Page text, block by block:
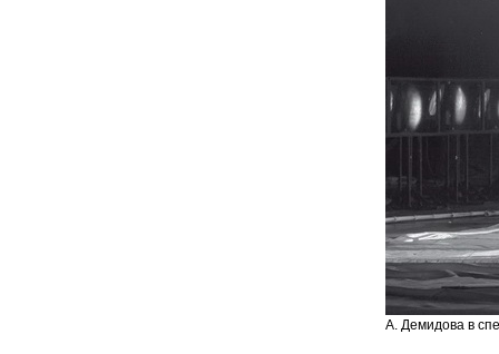
А. Демидова в